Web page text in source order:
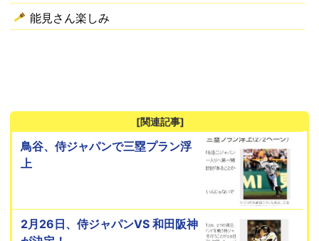
能見さん楽しみ
[関連記事]
鳥谷、侍ジャパンで三塁プラン浮
上
2月26日、侍ジャパンVS 和田阪神